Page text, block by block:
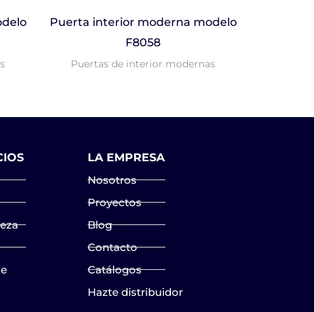
Puerta interior moderna modelo
F8058
Puertas de interior modernas
LA EMPRESA
Nosotros
Proyectos
Blog
Contacto
Catálogos
Hazte distribuidor